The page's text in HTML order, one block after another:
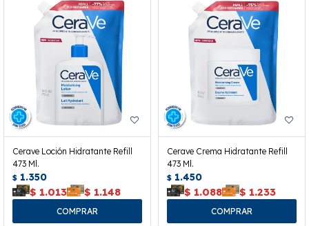
Cerave Loción Hidratante Refill
473 Ml.
$ 1.350
$ 1.013 $ 1.148
Cerave Crema Hidratante Refill
473 Ml.
$ 1.450
$ 1.088 $ 1.233